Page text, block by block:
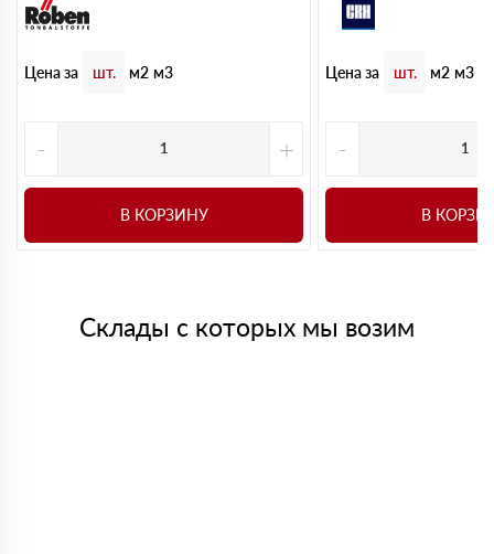
Цена за шт. м2 м3
- +
В КОРЗИНУ
Цена за шт. м2 м3
-
В
Склады с которых мы возим